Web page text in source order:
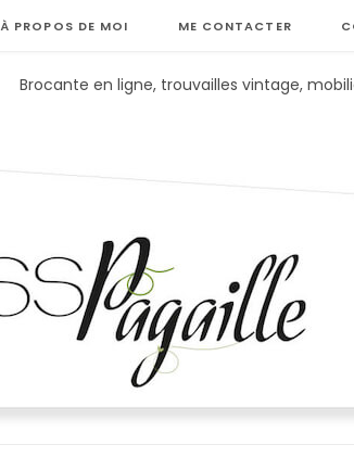
À PROPOS DE MOI ME CONTACTER
Brocante en ligne, trouvailles vintage,